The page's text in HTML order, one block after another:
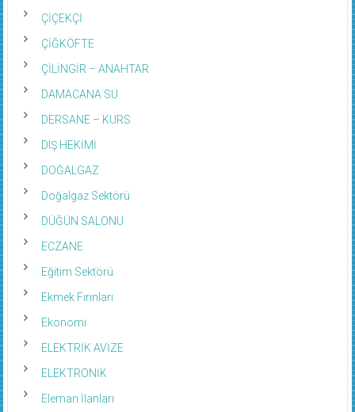
ÇİÇEKÇİ
ÇİĞKÖFTE
ÇİLİNGİR – ANAHTAR
DAMACANA SU
DERSANE – KURS
DIŞ HEKİMİ
DOĞALGAZ
Doğalgaz Sektörü
DÜĞÜN SALONU
ECZANE
Eğitim Sektörü
Ekmek Fırınları
Ekonomi
ELEKTRİK AVİZE
ELEKTRONİK
Eleman İlanları